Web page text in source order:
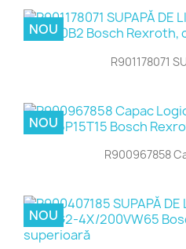
R901178071
NOU
R900967858
NOU
NOU